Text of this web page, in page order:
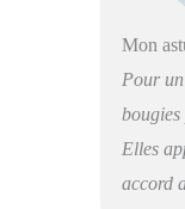
Mon
Pour
Elles
accord